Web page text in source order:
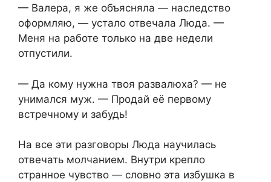
— Валера, я же объясняла — наследство
оформляю, — устало отвечала Люда. —
Меня на работе только на две недели
отпустили.
— Да кому нужна твоя развалюха? — не
унимался муж. — Продай её первому
встречному и забудь!
На все эти разговоры Люда научилась
отвечать молчанием. Внутри крепло
странное чувство — словно эта избушка в